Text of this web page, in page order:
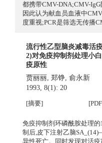
都携带CMV-DNA;CMV-IgG
因此认为献血员血液中
度重视;PCR是筛选无传播
流行性乙型脑炎减毒活
2)对免疫抑制剂处理小
疫原性
贾丽丽,郑铮,俞永新
1993, 8(1): 20
[摘要]
免疫抑制剂环磷酰胺处理
制后,皮下注射乙脑
异性死亡。同时发现对活